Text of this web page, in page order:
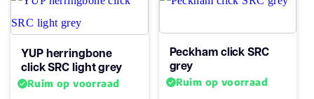
Garantie
Woongebruik
Levenslang
YUP herringbone
click SRC light grey
Ruim op voorraad
Peckham click SRC
grey
Ruim op voorraad